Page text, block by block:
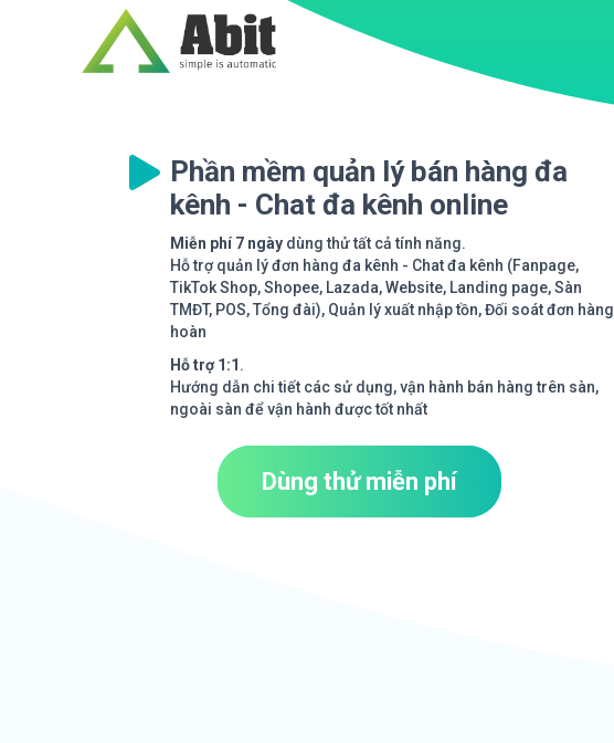
Phần mềm quản lý bán hàng đa
kênh - Chat đa kênh online
Miễn phí 7 ngày dùng thử tất cả tính năng.
Hỗ trợ quản lý đơn hàng đa kênh - Chat đa kênh (Fanpage,
TikTok Shop, Shopee, Lazada, Website, Landing page, Sàn
TMĐT, POS, Tổng đài), Quản lý xuất nhập tồn, Đối soát đơn hàng
hoàn
Hỗ trợ 1:1 .
Hướng dẫn chi tiết các sử dụng, vận hành bán hàng trên sàn,
ngoài sàn để vận hành được tốt nhất
Dùng thử miễn phí